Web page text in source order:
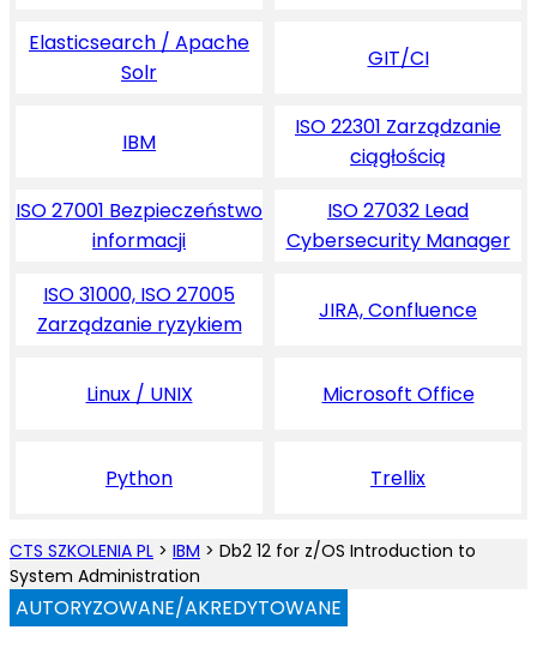
Elasticsearch / Apache
Solr
GIT/CI
IBM
ISO 22301 Zarządzanie
ciągłością
ISO 27001 Bezpieczeństwo
informacji
ISO 27032 Lead
Cybersecurity Manager
ISO 31000, ISO 27005
Zarządzanie ryzykiem
JIRA, Confluence
Linux / UNIX Microsoft Office
Python Trellix
CTS SZKOLENIA PL > IBM > Db2 12 for z/OS Introduction to
System Administration
AUTORYZOWANE/AKREDYTOWANE